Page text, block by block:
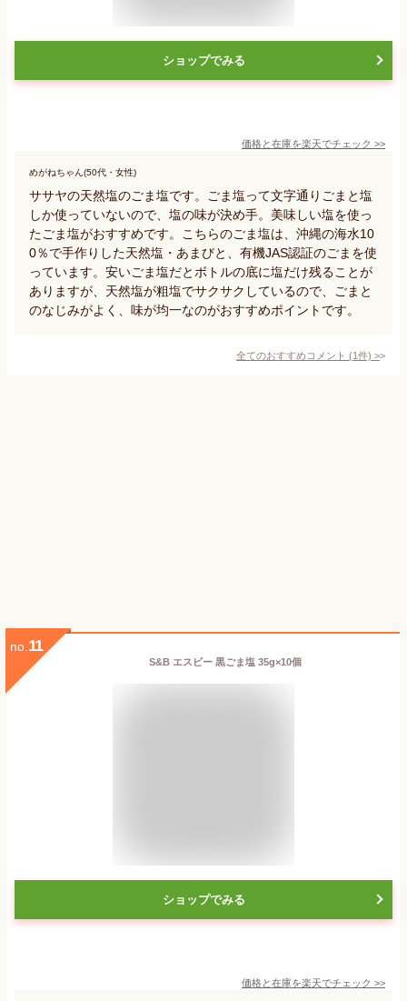
ショップでみる
価格と在庫を楽天でチェック >>
めがねちゃん(50代・女性)
ササヤの天然塩のごま塩です。ごま塩って文字通りごまと塩
しか使っていないので、塩の味が決め手。美味しい塩を使っ
たごま塩がおすすめです。こちらのごま塩は、沖縄の海水10
0％で手作りした天然塩・あまびと、有機JAS認証のごまを使
っています。安いごま塩だとボトルの底に塩だけ残ることが
ありますが、天然塩が粗塩でサクサクしているので、ごまと
のなじみがよく、味が均一なのがおすすめポイントです。
全てのおすすめコメント (1件) >
no. 11
S&B エスビー 黒ごま塩 35g×10個
ショップでみる
価格と在庫を楽天でチェック >>